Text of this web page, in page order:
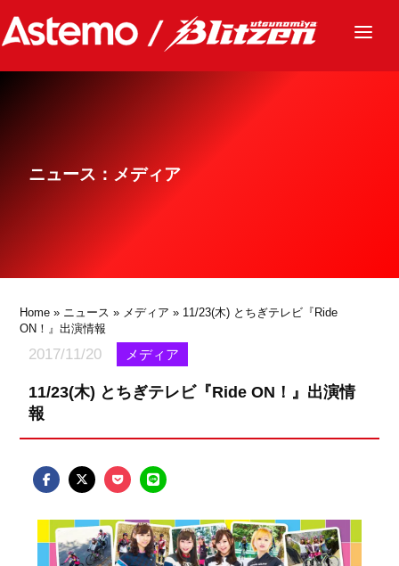
ニュース
グッズ
ニュース：メディア
Home » ニュース » メディア » 11/23(木) とちぎテレビ『Ride
ON！』出演情報
2017/11/20 メディア
11/23(木) とちぎテレビ『Ride ON！』出演情
報